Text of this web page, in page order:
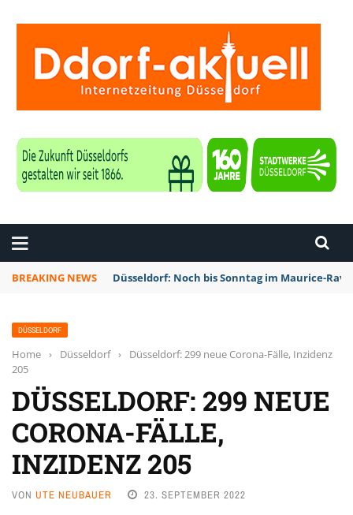
BREAKING NEWS Düsseldorf: Noch bis Sonntag im Maurice-
DÜSSELDORF
Home › Düsseldorf ›
Düsseldorf: 299 neue Corona-Fälle, Inzidenz
205
DÜSSELDORF: 299 NEUE
CORONA-FÄLLE,
INZIDENZ 205
VON UTE NEUBAUER 23. SEPTEMBER 2022